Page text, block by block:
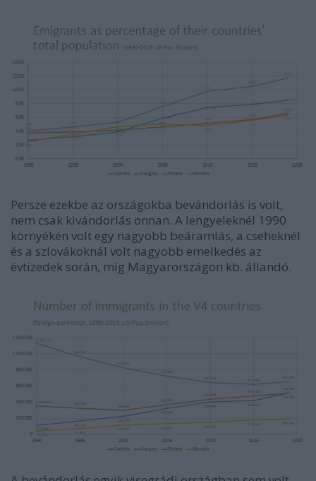
Persze ezekbe az országokba bevándorlás is volt,
nem csak kivándorlás onnan. A lengyeleknél 1990
környékén volt egy nagyobb beáramlás, a cseheknél
és a szlovákoknál volt nagyobb emelkedés az
évtizedek során, míg Magyarországon kb. állandó.